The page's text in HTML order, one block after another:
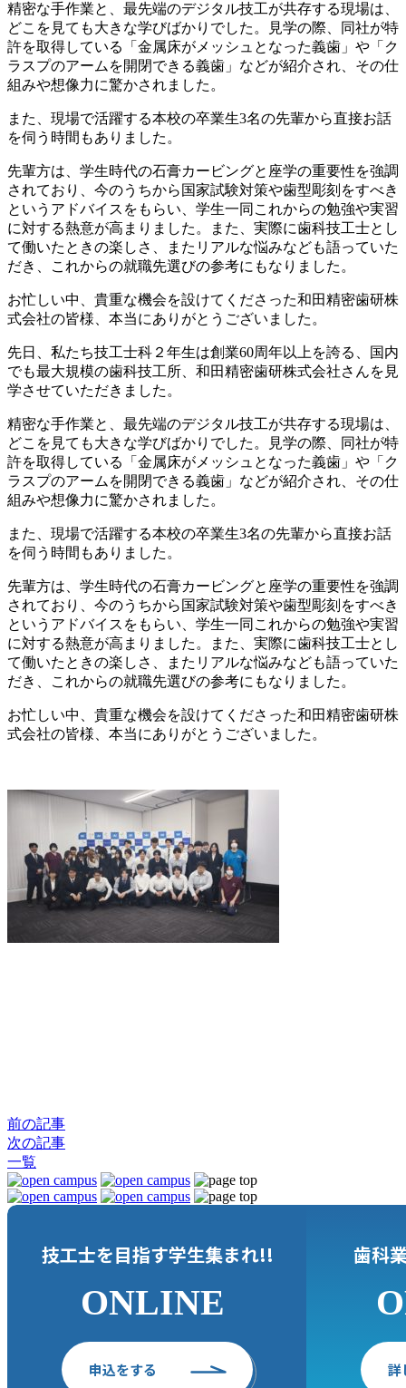
精密な手作業と、最先端のデジタル技工が共存する現場は、
どこを見ても大きな学びばかりでした。見学の際、同社が特
許を取得している「金属床がメッシュとなった義歯」や「ク
ラスプのアームを開閉できる義歯」などが紹介され、その仕
組みや想像力に驚かされました。
また、現場で活躍する本校の卒業生3名の先輩から直接お話
を伺う時間もありました。
先輩方は、学生時代の石膏カービングと座学の重要性を強調
されており、今のうちから国家試験対策や歯型彫刻をすべき
というアドバイスをもらい、学生一同これからの勉強や実習
に対する熱意が高まりました。また、実際に歯科技工士とし
て働いたときの楽しさ、またリアルな悩みなども語っていた
だき、これからの就職先選びの参考にもなりました。
お忙しい中、貴重な機会を設けてくださった和田精密歯研株
式会社の皆様、本当にありがとうございました。
先日、私たち技工士科２年生は創業60周年以上を誇る、国内
でも最大規模の歯科技工所、和田精密歯研株式会社さんを見
学させていただきました。
精密な手作業と、最先端のデジタル技工が共存する現場は、
どこを見ても大きな学びばかりでした。見学の際、同社が特
許を取得している「金属床がメッシュとなった義歯」や「ク
ラスプのアームを開閉できる義歯」などが紹介され、その仕
組みや想像力に驚かされました。
また、現場で活躍する本校の卒業生3名の先輩から直接お話
を伺う時間もありました。
先輩方は、学生時代の石膏カービングと座学の重要性を強調
されており、今のうちから国家試験対策や歯型彫刻をすべき
というアドバイスをもらい、学生一同これからの勉強や実習
に対する熱意が高まりました。また、実際に歯科技工士とし
て働いたときの楽しさ、またリアルな悩みなども語っていた
だき、これからの就職先選びの参考にもなりました。
お忙しい中、貴重な機会を設けてくださった和田精密歯研株
式会社の皆様、本当にありがとうございました。
前の記事
次の記事
一覧
歯科
技工士を目指す学生集まれ!!
ONLINE
詳
申込をする